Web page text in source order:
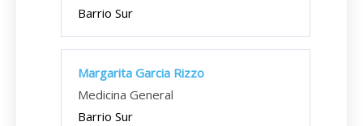
Barrio Sur
Margarita Garcia Rizzo
Medicina General
Barrio Sur